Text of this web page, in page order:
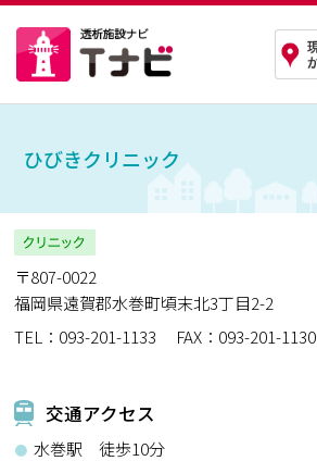
ひびきクリニック
〒807-0022
福岡県遠賀郡水巻町頃末北3丁目2-2
TEL：093-201-1133
FAX：093-201-1130
交通アクセス
水巻駅 徒歩10分